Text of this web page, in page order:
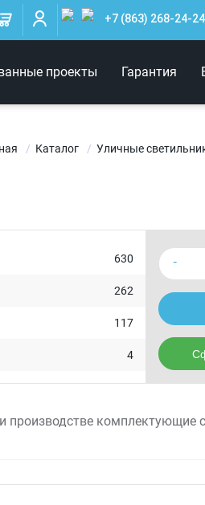
+7 (863) 268-24-24
проекты Гарантия
Каталог Уличные
630
262
117
4
комплектующие